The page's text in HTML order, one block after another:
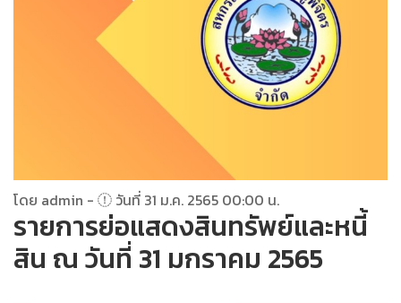
โดย admin - วันที่ 31 ม.ค. 2565 00:00 น.
รายการย่อแสดงสินทรัพย์และหนี้
สิน ณ วันที่ 31 มกราคม 2565